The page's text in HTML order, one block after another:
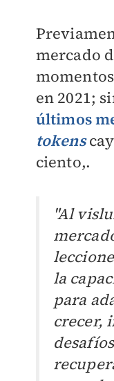
mercado
en 2021;
últimos
tokens
ciento,.
"Al
la
para
crecer,